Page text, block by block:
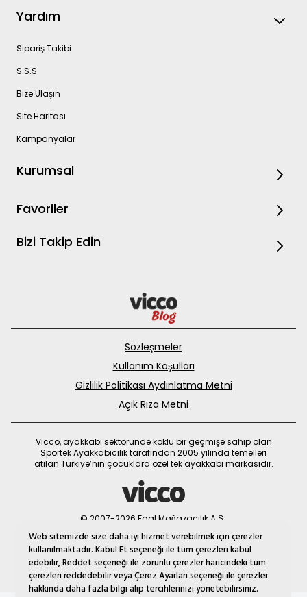
Web sitemizde size daha iyi hizmet verebilmek için çerezler
kullanılmaktadır. Kabul Et seçeneği ile tüm çerezleri kabul
edebilir, Reddet seçeneği ile zorunlu çerezler haricindeki tüm
çerezleri reddedebilir veya Çerez Ayarları seçeneği ile çerezler
hakkında daha fazla bilgi alıp tercihlerinizi yönetebilirsiniz.
Yardım
Sipariş Takibi
S.S.S
Bize Ulaşın
Site Haritası
Kampanyalar
Kurumsal
Favoriler
Bizi Takip Edin
Sözleşmeler
Kullanım Koşulları
Gizlilik Politikası Aydınlatma Metni
Açık Rıza Metni
Vicco, ayakkabı sektöründe köklü bir geçmişe sahip olan
Sportek Ayakkabıcılık tarafından 2005 yılında temelleri
atılan Türkiye’nin çocuklara özel tek ayakkabı markasıdır.
© 2007-2026 Faal Mağazacılık A.Ş.
MNM